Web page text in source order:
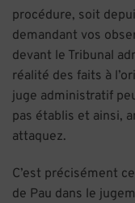
procédure, soit
demandant vos
devant le Tribunal
réalité des faits à
juge administratif
pas établis et ainsi,
attaquez.
C’est précisément
de Pau dans le